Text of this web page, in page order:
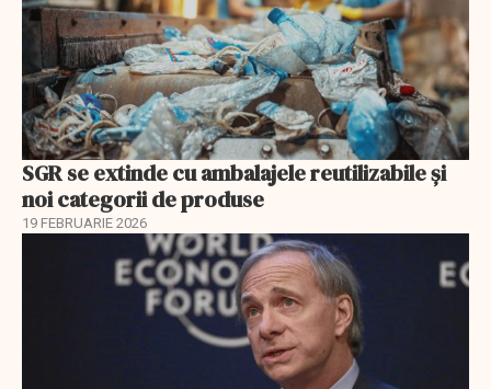
SGR se extinde cu ambalajele reutilizabile și
noi categorii de produse
19 FEBRUARIE 2026